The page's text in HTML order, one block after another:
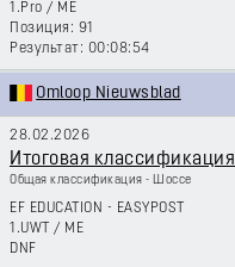
1.Pro / ME
91
00:08:54
Omloop Nieuwsblad
28.02.2026
Итоговая классификация
Общая классификация - Шоссе
EF EDUCATION - EASYPOST
1.UWT / ME
DNF